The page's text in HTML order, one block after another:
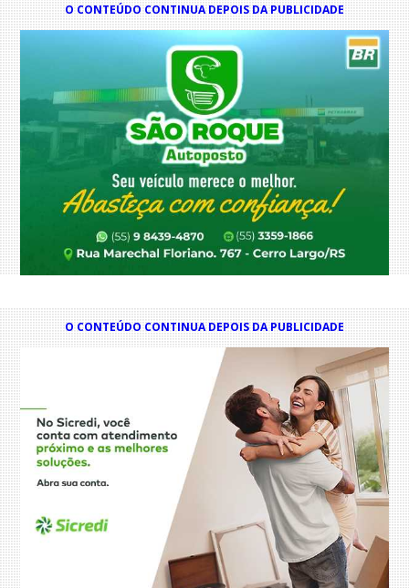
O CONTEÚDO CONTINUA DEPOIS DA PUBLICIDADE
O CONTEÚDO CONTINUA DEPOIS DA PUBLICIDADE